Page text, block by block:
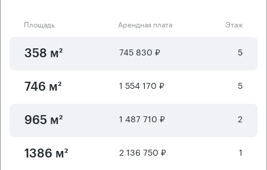
Площадь Арендная плата Этаж
358 м² 745 830 ₽ 5
746 м² 1 554 170 ₽ 5
965 м² 1 487 710 ₽ 2
1386 м² 2 136 750 ₽ 1